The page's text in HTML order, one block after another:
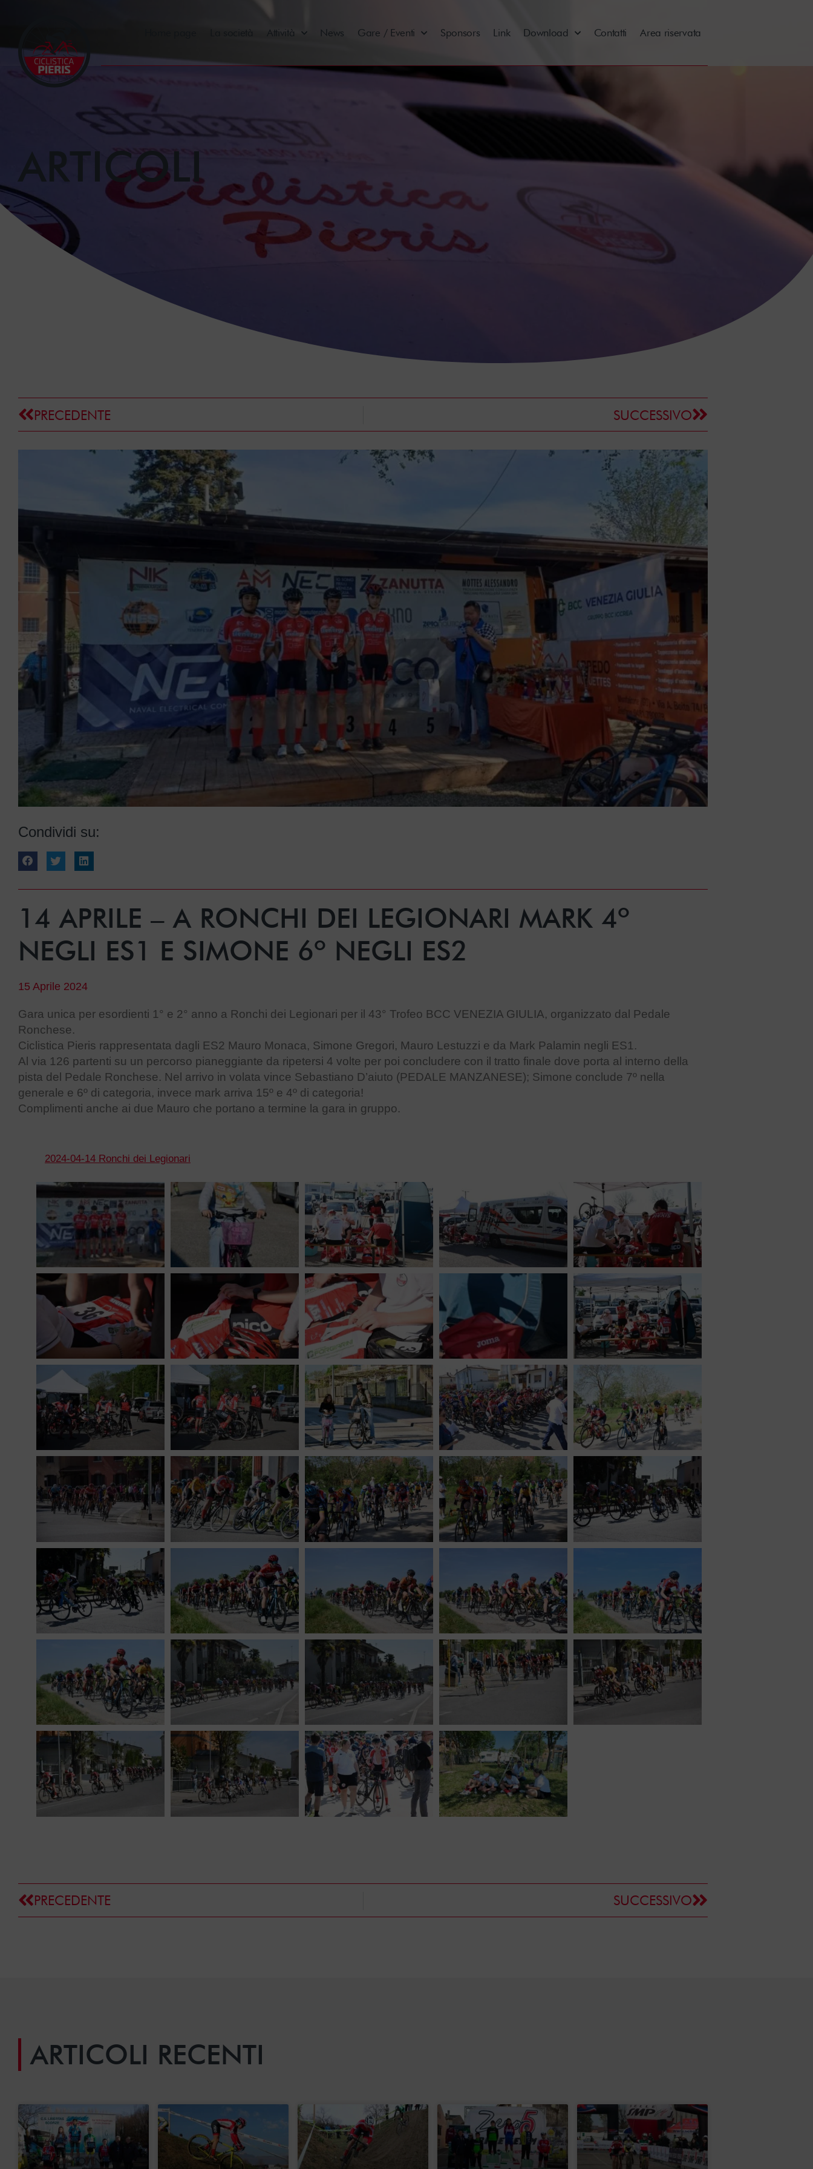
La società Attività News Gare / Eventi Sponsors Link Download Contatti Area riservata
ARTICOLI
PRECEDENTE SUCCESSIVO
Condividi su:
14 APRILE – A RONCHI DEI LEGIONARI MARK 4º
NEGLI ES1 E SIMONE 6º NEGLI ES2
15 Aprile 2024
Gara unica per esordienti 1° e 2° anno a Ronchi dei Legionari per il 43° Trofeo BCC VENEZIA GIULIA, organizzato dal Pedale
Ronchese.
Ciclistica Pieris rappresentata dagli ES2 Mauro Monaca, Simone Gregori, Mauro Lestuzzi e da Mark Palamin negli ES1.
Al via 126 partenti su un percorso pianeggiante da ripetersi 4 volte per poi concludere con il tratto finale dove porta al interno della
pista del Pedale Ronchese. Nel arrivo in volata vince Sebastiano D’aiuto (PEDALE MANZANESE); Simone conclude 7º nella
generale e 6º di categoria, invece mark arriva 15º e 4º di categoria!
Complimenti anche ai due Mauro che portano a termine la gara in gruppo.
2024-04-14 Ronchi dei Legionari
PRECEDENTE SUCCESSIVO
ARTICOLI RECENTI